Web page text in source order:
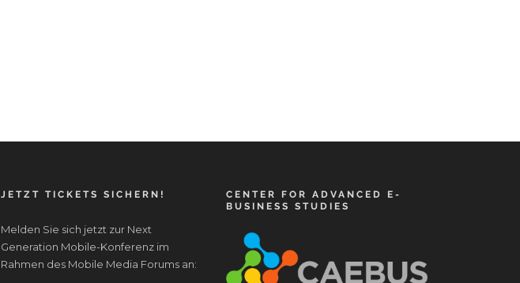
JETZT TICKETS SICHERN!
Melden Sie sich jetzt zur Next
Generation Mobile-Konferenz im
Rahmen des Mobile Media Forums an:
CENTER FOR ADVANCED E-
BUSINESS STUDIES